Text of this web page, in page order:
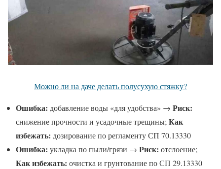
Можно ли на даче делать полусухую стяжку?
Ошибка: добавление воды «для удобства» → Риск:
снижение прочности и усадочные трещины; Как
избежать: дозирование по регламенту СП 70.13330
Ошибка: укладка по пыли/грязи → Риск: отслоение;
Как избежать: очистка и грунтование по СП 29.13330